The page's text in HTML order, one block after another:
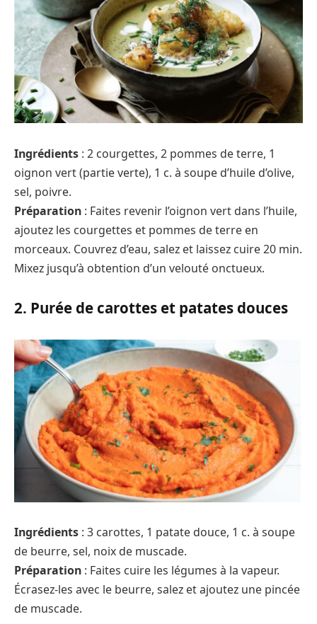
Ingrédients : 2 courgettes, 2 pommes de terre, 1
oignon vert (partie verte), 1 c. à soupe d’huile d’olive,
sel, poivre.
Préparation : Faites revenir l’oignon vert dans l’huile,
ajoutez les courgettes et pommes de terre en
morceaux. Couvrez d’eau, salez et laissez cuire 20 min.
Mixez jusqu’à obtention d’un velouté onctueux.
2. Purée de carottes et patates douces
Ingrédients : 3 carottes, 1 patate douce, 1 c. à soupe
de beurre, sel, noix de muscade.
Préparation : Faites cuire les légumes à la vapeur.
Écrasez-les avec le beurre, salez et ajoutez une pincée
de muscade.